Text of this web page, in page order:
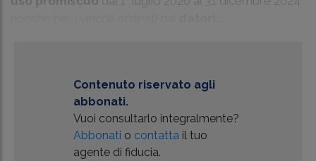
Contenuto riservato agli
abbonati.
Vuoi consultarlo integralmente?
Abbonati o contattail tuo
agente di fiducia.